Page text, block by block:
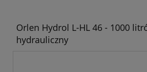
Orlen Hydrol L-HL 46 - 1000
hydrauliczny